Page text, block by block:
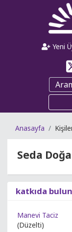
Yeni
Anasayfa
Seda
katkıda
Manevi Taciz
(Düzelti)